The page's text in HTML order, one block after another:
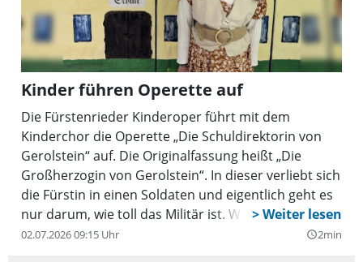
Kinder führen Operette auf
Die Fürstenrieder Kinderoper führt mit dem
Kinderchor die Operette „Die Schuldirektorin von
Gerolstein“ auf. Die Originalfassung heißt „Die
Großherzogin von Gerolstein“. In dieser verliebt sich
die Fürstin in einen Soldaten und eigentlich geht es
nur darum, wie toll das Militär ist. Wie es bei
Offenbach zu erwarten ist, ist er nicht vom Militär
02.07.2026 09:15 Uhr query_builder2min